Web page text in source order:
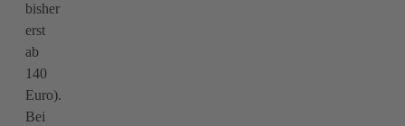
bisher
erst
ab
140
Euro).
Bei